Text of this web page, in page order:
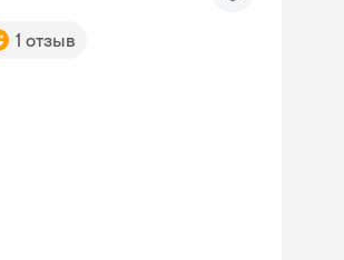
1 отзыв